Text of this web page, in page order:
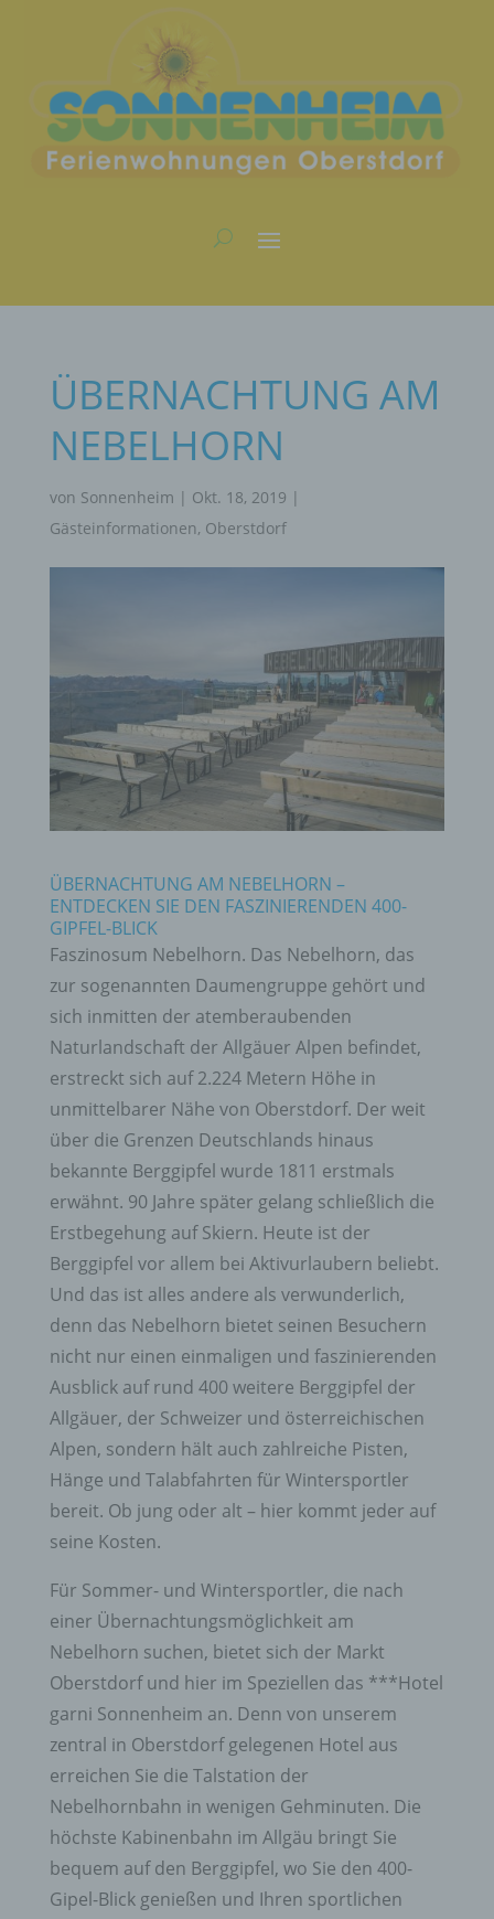
ÜBERNACHTUNG AM
NEBELHORN
von Sonnenheim | Okt. 18, 2019 |
Gästeinformationen, Oberstdorf
ÜBERNACHTUNG AM NEBELHORN –
ENTDECKEN SIE DEN FASZINIERENDEN 400-
GIPFEL-BLICK
Faszinosum Nebelhorn. Das Nebelhorn, das
zur sogenannten Daumengruppe gehört und
sich inmitten der atemberaubenden
Naturlandschaft der Allgäuer Alpen befindet,
erstreckt sich auf 2.224 Metern Höhe in
unmittelbarer Nähe von Oberstdorf. Der weit
über die Grenzen Deutschlands hinaus
bekannte Berggipfel wurde 1811 erstmals
erwähnt. 90 Jahre später gelang schließlich die
Erstbegehung auf Skiern. Heute ist der
Berggipfel vor allem bei Aktivurlaubern beliebt.
Und das ist alles andere als verwunderlich,
denn das Nebelhorn bietet seinen Besuchern
nicht nur einen einmaligen und faszinierenden
Ausblick auf rund 400 weitere Berggipfel der
Allgäuer, der Schweizer und österreichischen
Alpen, sondern hält auch zahlreiche Pisten,
Hänge und Talabfahrten für Wintersportler
bereit. Ob jung oder alt – hier kommt jeder auf
seine Kosten.
Für Sommer- und Wintersportler, die nach
einer Übernachtungsmöglichkeit am
Nebelhorn suchen, bietet sich der Markt
Oberstdorf und hier im Speziellen das ***Hotel
garni Sonnenheim an. Denn von unserem
zentral in Oberstdorf gelegenen Hotel aus
erreichen Sie die Talstation der
Nebelhornbahn in wenigen Gehminuten. Die
höchste Kabinenbahn im Allgäu bringt Sie
bequem auf den Berggipfel, wo Sie den 400-
Gipel-Blick genießen und Ihren sportlichen